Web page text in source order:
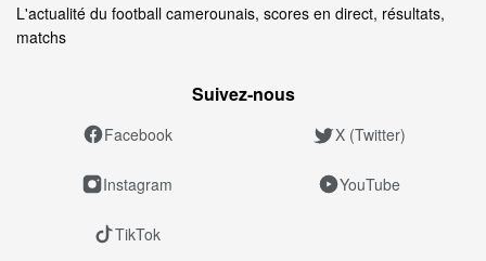
L'actualité du football camerounais, scores en direct, résultats,
matchs
Suivez‑nous
Facebook X (Twitter)
Instagram YouTube
TikTok